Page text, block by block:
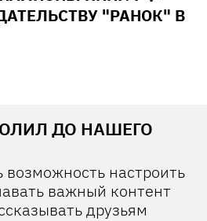
"РАНОК" В
ДО НАШЕГО
возможность настроить
важный контент
друзьям